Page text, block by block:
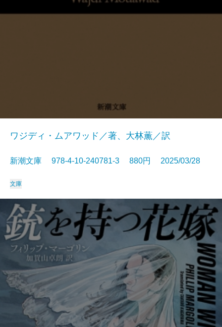
ワジディ・ムアワッド／著、大林薫／訳
新潮文庫 978-4-10-240781-3 880円 2025/03/28
文庫